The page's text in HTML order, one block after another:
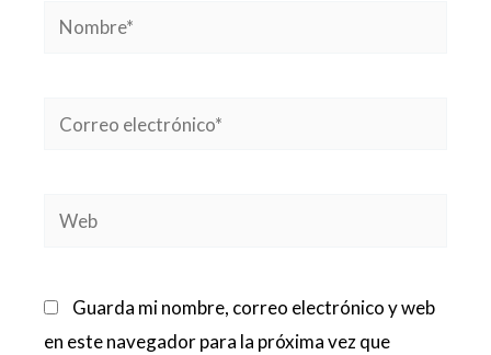
Nombre*
Correo
Web
Guarda mi nombre, correo electrónico y web
en este navegador para la próxima vez que